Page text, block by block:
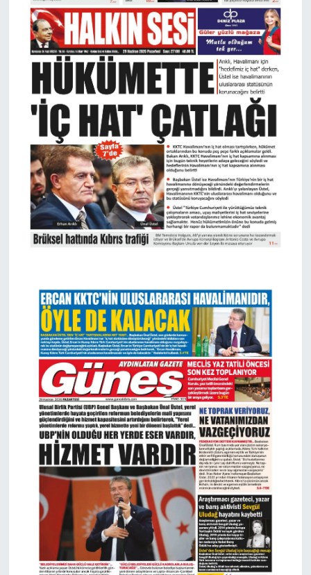
UNIVERSAL BANK KURUCUSU ŞEMSİ
KAZIM ERKMAN’I SON YOLCULUĞUNA
UĞURLUYOR